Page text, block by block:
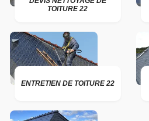
TOITURE 22
ENTRETIEN DE TOITURE 22